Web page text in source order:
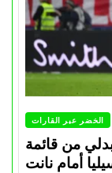
الخضر عبر القارات
من قائمة
أمام نانت